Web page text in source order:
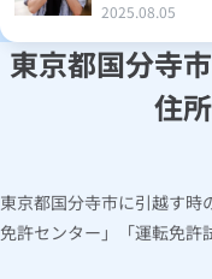
2025.08.05
東京都国分寺
住
東京都国分寺市に引越す時
免許センター」「運転免許